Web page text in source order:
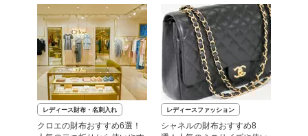
レディース財布・名刺入れ
クロエの財布おすすめ6選！
レディースファッション
シャネルの財布おすすめ8